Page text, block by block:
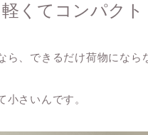
くてコンパクト
、できるだけ荷物になら
小さい んです。